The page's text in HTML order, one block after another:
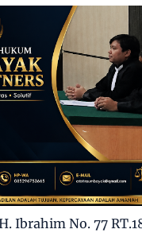
Ibrahim No. 77